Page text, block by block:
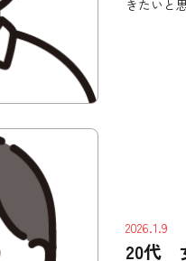
きたいと
2026.1.9
20代